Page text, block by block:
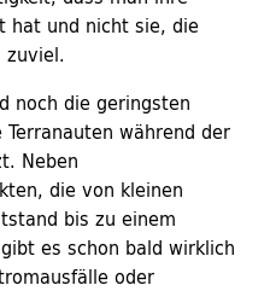
hat und nicht sie, die
noch die geringsten
während der
Neben
die von kleinen
bis zu einem
es schon bald wirklich
oder